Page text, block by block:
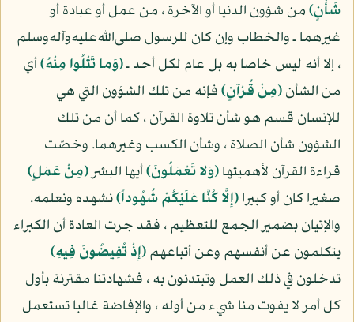
شَأْنٍ)من شؤون الدنيا أو الآخرة ، من عمل أو عبادة أو
غيرهما ـ والخطاب وإن كان للرسول صلى‌الله‌عليه‌وآله‌وسلم
، إلا أنه ليس خاصا به بل عام لكل أحد ـ(وَما تَتْلُوا مِنْهُ)أي
من الشأن(مِنْ قُرْآنٍ)فإنه من تلك الشؤون التي هي
للإنسان قسم هو شأن تلاوة القرآن ، كما أن من تلك
الشؤون شأن الصلاة ، وشأن الكسب وغيرهما. وخصّت
قراءة القرآن لأهميتها(وَلا تَعْمَلُونَ)أيها البشر(مِنْ عَمَلٍ)
صغيرا كان أو كبيرا(إِلَّا كُنَّا عَلَيْكُمْ شُهُوداً)نشهده ونعلمه.
والإتيان بضمير الجمع للتعظيم ، فقد جرت العادة أن الكبراء
يتكلمون عن أنفسهم وعن أتباعهم(إِذْ تُفِيضُونَ فِيهِ)
تدخلون في ذلك العمل وتبتدئون به ، فشهادتنا مقترنة بأول
كل أمر لا يفوت منا شيء من أوله ، والإفاضة غالبا تستعمل